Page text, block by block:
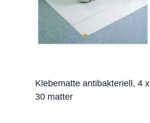
Klebematte antibakteriell, 4 x
30 matter